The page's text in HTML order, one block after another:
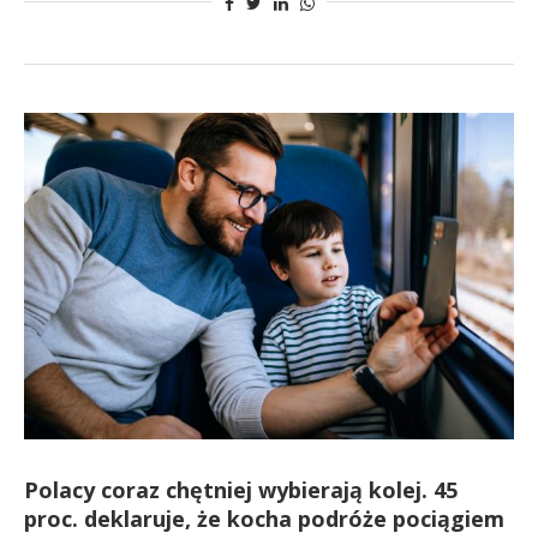
Polacy coraz chętniej wybierają kolej. 45
proc. deklaruje, że kocha podróże pociągiem